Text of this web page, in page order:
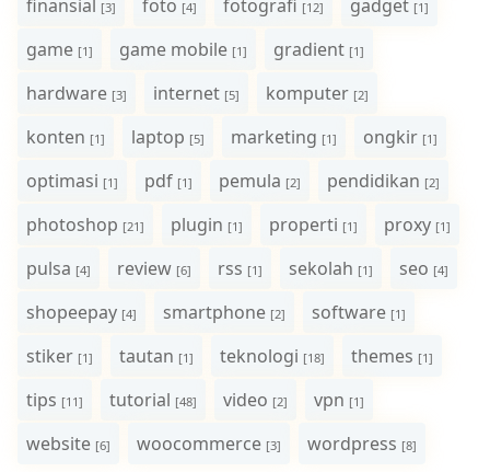
finansial [3] foto [4] fotografi [12] gadget [1]
game [1] game mobile [1] gradient [1]
hardware [3] internet [5] komputer [2]
konten [1] laptop [5] marketing [1] ongkir [1]
optimasi [1] pdf [1] pemula [2] pendidikan [2]
photoshop [21] plugin [1] properti [1] proxy [1]
pulsa [4] review [6] rss [1] sekolah [1] seo [4]
shopeepay [4] smartphone [2] software [1]
stiker [1] tautan [1] teknologi [18] themes [1]
tips [11] tutorial [48] video [2] vpn [1]
website [6] woocommerce [3] wordpress [8]